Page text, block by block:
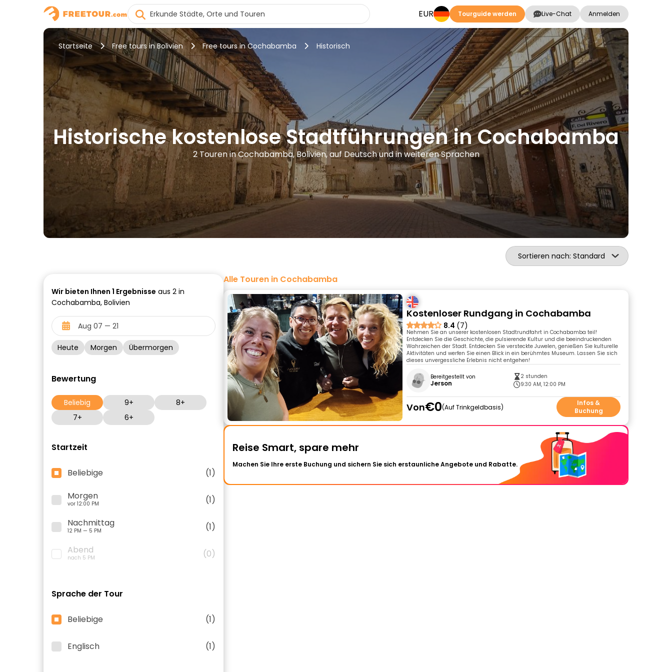
EUR Tourguide werden Live-Chat Anmelden
Startseite Free tours in Bolivien Free tours in Cochabamba Historisch
Historische kostenlose Stadtführungen in Cochabamba
2 Touren in Cochabamba, Bolivien, auf Deutsch und in weiteren Sprachen
Sortieren nach: Standard
Wir bieten Ihnen 1 Ergebnisse aus 2 in
Cochabamba, Bolivien
Heute Morgen Übermorgen
Bewertung
Beliebig 9+
8+
7+
6+
Startzeit
Beliebige
(1)
Morgen
vor 12:00 PM
(1)
Nachmittag
12 PM — 5 PM
(1)
Abend
nach 5 PM (0)
Sprache der Tour
Beliebige (1)
Englisch (1)
Alle Touren in Cochabamba
Kostenloser Rundgang in Cochabamba
8.4 (7)
Nehmen Sie an unserer kostenlosen Stadtrundfahrt in Cochabamba teil!
Entdecken Sie die Geschichte, die pulsierende Kultur und die beeindruckenden
Wahrzeichen der Stadt. Entdecken Sie versteckte Juwelen, genießen Sie kulturelle
Aktivitäten und werfen Sie einen Blick in ein berühmtes Museum. Lassen Sie sich
dieses unvergessliche Erlebnis nicht entgehen!
Bereitgestellt von
Jerson
2 stunden
9:30 AM, 12:00 PM
Von€0 Auf Trinkgeldbasis
Infos &
Buchung
Reise Smart, spare mehr
Machen Sie Ihre erste Buchung und sichern Sie sich erstaunliche Angebote und Rabatte.